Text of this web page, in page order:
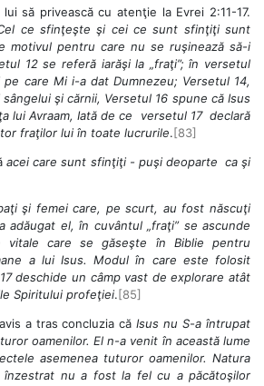
să privească cu atenţie la Evrei 2:11-17.
ce sfinţeşte şi cei ce sunt sfinţiţi sunt
motivul pentru care nu se ruşinează să-i
12 se referă iarăşi la „fraţi”; în versetul
pe care Mi i-a dat Dumnezeu; Versetul 14,
şi cărnii, Versetul 16 spune că Isus
lui Avraam, Iată de ce versetul 17 declară
fraţilor lui în toate lucrurile.[83]
acei care sunt sfinţiţi - puşi deoparte ca şi
şi femei care, pe scurt, au fost născuţi
adăugat el, în cuvântul „fraţi” se ascunde
vitale care se găseşte în Biblie pentru
a lui Isus. Modul în care este folosit
deschide un câmp vast de explorare atât
Spiritului profeţiei.[85]
a tras concluzia căIsus nu S-a întrupat
oamenilor. El n-a venit în această lume
asemenea tuturor oamenilor. Natura
nu a fost la fel cu a păcătoşilor